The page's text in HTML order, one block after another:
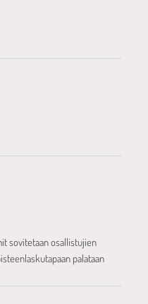
sovitetaan osallistujien
palataan